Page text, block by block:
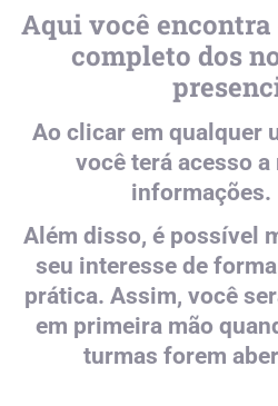
Aqui você
completo dos
Ao clicar em qualquer
você terá acesso a
informações.
Além disso, é possível
seu interesse de
prática. Assim, você
em primeira mão
turmas forem